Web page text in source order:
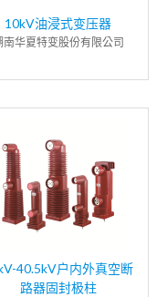
10kV油浸式变压器
南华夏特变股份有限公司
40.5kV户内外真空断
路器固封极柱